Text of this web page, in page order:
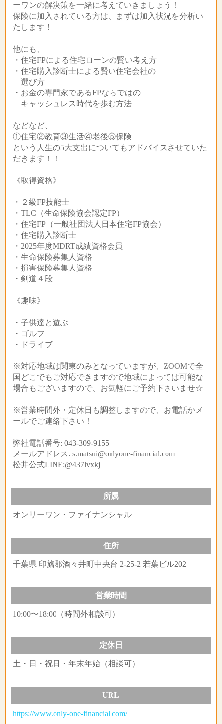
ーワンの解決策を一緒に考えていきましょう！
保険に加入されている方は、まずは加入状況を分析い
たします！
他にも、
・住宅FPによる住宅ローンの賢い考え方
・住宅購入診断士による賢い住宅会社の
選び方
・お金の専門家であるFPならではの
キャッシュレス時代を歩む方法
などなど、
①住宅②教育③生活④老後⑤保険
という人生の5大支出についてもアドバイスさせていた
だきます！！
《取得資格》
・２級FP技能士
・TLC（生命保険協会認定FP）
・住宅FP（一般社団法人日本住宅FP協会）
・住宅購入診断士
・2025年度MDRT成績資格会員
・生命保険募集人資格
・損害保険募集人資格
・剣道４段
《趣味》
・子供達と遊ぶ
・ゴルフ
・ドライブ
※対応地域は関東のみとなっていますが、ZOOMで全
国どこでもご対応できますので地域によっては可能な
場合もございますので、お気軽にご予約下さいませ☆
※営業時間外・定休日も調整しますので、お電話かメ
ールでご連絡下さい！
弊社電話番号: 043-309-9155
メールアドレス: s.matsui@onlyone-financial.com
松井公式LINE:@437lvxkj
所属
オンリーワン・ファイナンシャル
住所
千葉県 印旛郡酒々井町中央台 2-25-2 若葉ビル202
営業時間
10:00〜18:00（時間外相談可）
定休日
土・日・祝日・年末年始（相談可）
URL
https://www.only-one-financial.com/